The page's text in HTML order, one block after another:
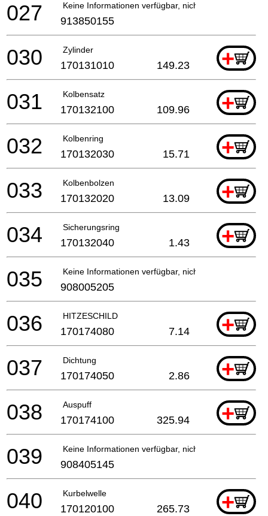
Keine Informationen verfügbar, nicht bestellbar
027 913850155
Zylinder +
030 170131010 149.23
Kolbensatz +
031 170132100 109.96
Kolbenring +
032 170132030 15.71
Kolbenbolzen +
033 170132020 13.09
Sicherungsring +
034 170132040 1.43
Keine Informationen verfügbar, nicht bestellbar
035 908005205
HITZESCHILD +
036 170174080 7.14
Dichtung +
037 170174050 2.86
Auspuff +
038 170174100 325.94
Keine Informationen verfügbar, nicht bestellbar
039 908405145
Kurbelwelle +
040 170120100 265.73